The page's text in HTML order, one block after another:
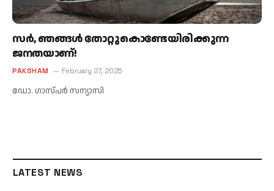
സര്‍, ഞങ്ങള്‍ തോറ്റുകൊണ്ടേയിരിക്കുന്ന
ജനതയാണ്!
PAKSHAM February 27, 2025
ഡോ. ഗാസ്പര്‍ സന്യാസി
LATEST NEWS